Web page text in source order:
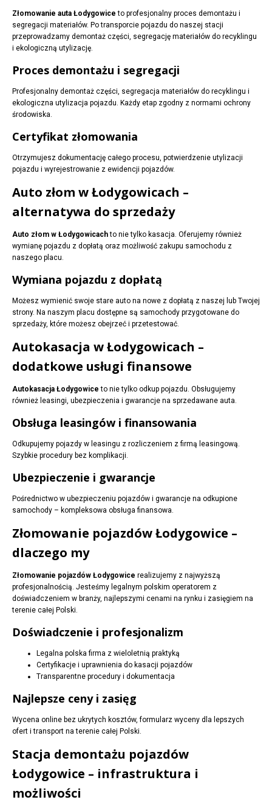
Złomowanie auta Łodygowice to profesjonalny proces demontażu i
segregacji materiałów. Po transporcie pojazdu do naszej stacji
przeprowadzamy demontaż części, segregację materiałów do recyklingu
i ekologiczną utylizację.
Proces demontażu i segregacji
Profesjonalny demontaż części, segregacja materiałów do recyklingu i
ekologiczna utylizacja pojazdu. Każdy etap zgodny z normami ochrony
środowiska.
Certyfikat złomowania
Otrzymujesz dokumentację całego procesu, potwierdzenie utylizacji
pojazdu i wyrejestrowanie z ewidencji pojazdów.
Auto złom w Łodygowicach –
alternatywa do sprzedaży
Auto złom w Łodygowicachto nie tylko kasacja. Oferujemy również
wymianę pojazdu z dopłatą oraz możliwość zakupu samochodu z
naszego placu.
Wymiana pojazdu z dopłatą
Możesz wymienić swoje stare auto na nowe z dopłatą z naszej lub Twojej
strony. Na naszym placu dostępne są samochody przygotowane do
sprzedaży, które możesz obejrzeć i przetestować.
Autokasacja w Łodygowicach –
dodatkowe usługi finansowe
Autokasacja Łodygowice to nie tylko odkup pojazdu. Obsługujemy
również leasingi, ubezpieczenia i gwarancje na sprzedawane auta.
Obsługa leasingów i finansowania
Odkupujemy pojazdy w leasingu z rozliczeniem z firmą leasingową.
Szybkie procedury bez komplikacji.
Ubezpieczenie i gwarancje
Pośrednictwo w ubezpieczeniu pojazdów i gwarancje na odkupione
samochody – kompleksowa obsługa finansowa.
Złomowanie pojazdów Łodygowice –
dlaczego my
Złomowanie pojazdów Łodygowice realizujemy z najwyższą
profesjonalnością. Jesteśmy legalnym polskim operatorem z
doświadczeniem w branży, najlepszymi cenami na rynku i zasięgiem na
terenie całej Polski.
Doświadczenie i profesjonalizm
Legalna polska firma z wieloletnią praktyką
Certyfikacje i uprawnienia do kasacji pojazdów
Transparentne procedury i dokumentacja
Najlepsze ceny i zasięg
Wycena online bez ukrytych kosztów, formularz wyceny dla lepszych
ofert i transport na terenie całej Polski.
Stacja demontażu pojazdów
Łodygowice – infrastruktura i
możliwości